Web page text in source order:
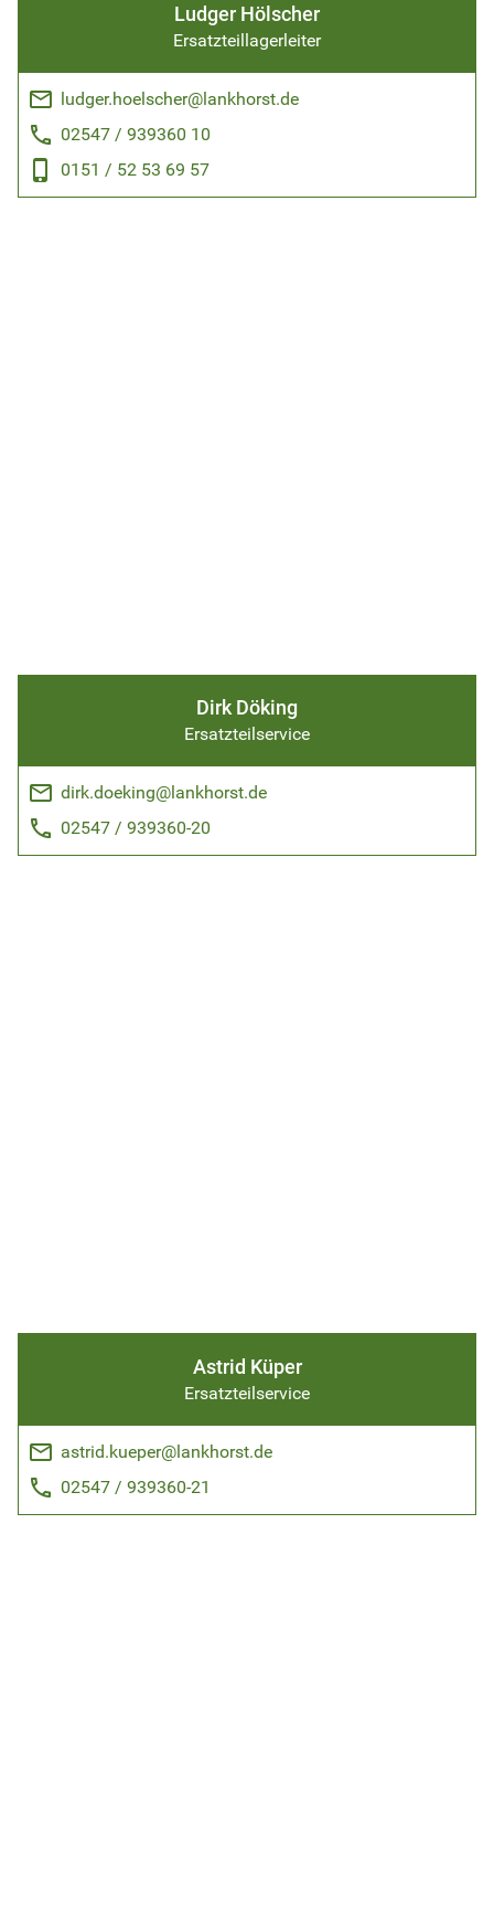
Ludger Hölscher
Ersatzteillagerleiter
email ludger.hoelscher@lankhorst.de
phone 02547 / 939360 10
phone_android 0151 / 52 53 69 57
Dirk Döking
Ersatzteilservice
email dirk.doeking@lankhorst.de
phone 02547 / 939360-20
Astrid Küper
Ersatzteilservice
email astrid.kueper@lankhorst.de
phone 02547 / 939360-21